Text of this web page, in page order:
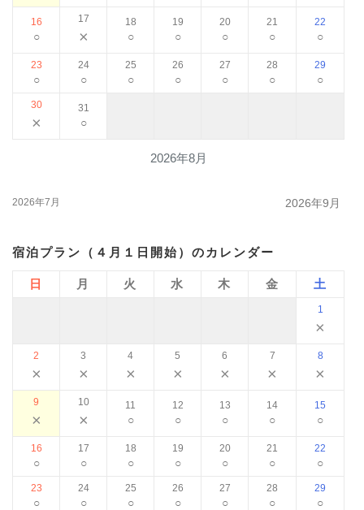
2026年8月
16
○
17
×
18
○
19
○
20
○
21
○
22
○
23
○
24
○
25
○
26
○
27
○
28
○
29
○
30
×
31
○
2026年7月 2026年9月
宿泊プラン（４月１日開始）のカレンダー
日 月 火 水 木 金 土
1
×
2
×
3
×
4
×
5
×
6
×
7
×
8
×
9
×
10
×
11
○
12
○
13
○
14
○
15
○
16
○
17
○
18
○
19
○
20
○
21
○
22
○
23
○
24
○
25
○
26
○
27
○
28
○
29
○